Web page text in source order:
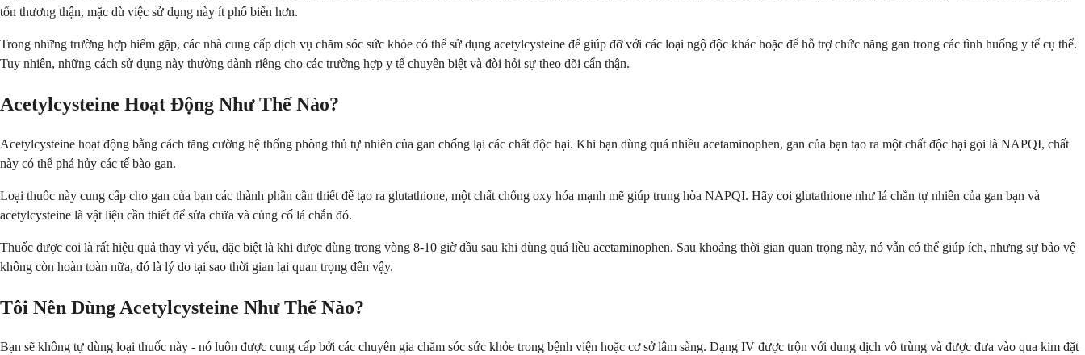
tổn thương thận, mặc dù việc sử dụng này ít phổ biến hơn.
Trong những trường hợp hiếm gặp, các nhà cung cấp dịch vụ chăm sóc sức khỏe có thể sử dụng acetylcysteine để giúp đỡ với các loại ngộ độc khác hoặc để hỗ trợ chức năng gan trong các tình huống y tế cụ thể.
Tuy nhiên, những cách sử dụng này thường dành riêng cho các trường hợp y tế chuyên biệt và đòi hỏi sự theo dõi cẩn thận.
Acetylcysteine Hoạt Động Như Thế Nào?
Acetylcysteine hoạt động bằng cách tăng cường hệ thống phòng thủ tự nhiên của gan chống lại các chất độc hại. Khi bạn dùng quá nhiều acetaminophen, gan của bạn tạo ra một chất độc hại gọi là NAPQI, chất
này có thể phá hủy các tế bào gan.
Loại thuốc này cung cấp cho gan của bạn các thành phần cần thiết để tạo ra glutathione, một chất chống oxy hóa mạnh mẽ giúp trung hòa NAPQI. Hãy coi glutathione như lá chắn tự nhiên của gan bạn và
acetylcysteine là vật liệu cần thiết để sửa chữa và củng cố lá chắn đó.
Thuốc được coi là rất hiệu quả thay vì yếu, đặc biệt là khi được dùng trong vòng 8-10 giờ đầu sau khi dùng quá liều acetaminophen. Sau khoảng thời gian quan trọng này, nó vẫn có thể giúp ích, nhưng sự bảo vệ
không còn hoàn toàn nữa, đó là lý do tại sao thời gian lại quan trọng đến vậy.
Tôi Nên Dùng Acetylcysteine Như Thế Nào?
Bạn sẽ không tự dùng loại thuốc này - nó luôn được cung cấp bởi các chuyên gia chăm sóc sức khỏe trong bệnh viện hoặc cơ sở lâm sàng. Dạng IV được trộn với dung dịch vô trùng và được đưa vào qua kim đặt